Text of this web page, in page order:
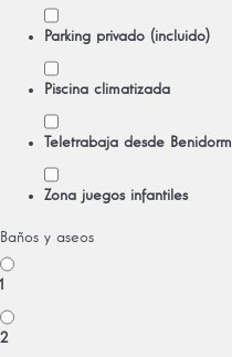
Parking privado (incluido)
Piscina climatizada
Teletrabaja desde Benidorm
Zona juegos infantiles
Baños y aseos
1
2